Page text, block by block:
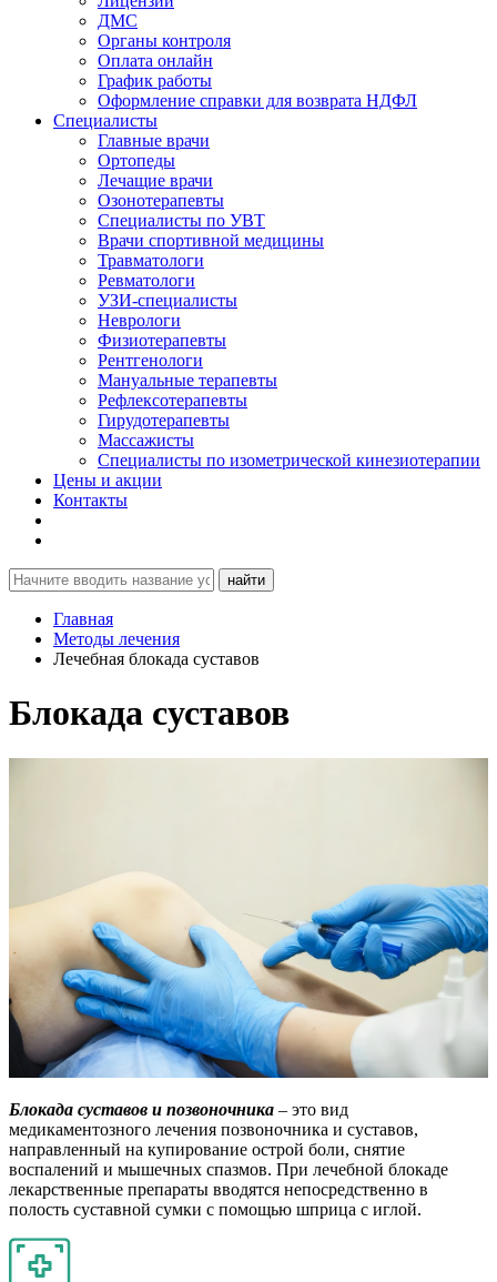
ДМС
Органы контроля
Оплата онлайн
График работы
Оформление справки для возврата НДФЛ
Специалисты
Главные врачи
Ортопеды
Лечащие врачи
Озонотерапевты
Специалисты по УВТ
Врачи спортивной медицины
Травматологи
Ревматологи
УЗИ-специалисты
Неврологи
Физиотерапевты
Рентгенологи
Мануальные терапевты
Рефлексотерапевты
Гирудотерапевты
Массажисты
Специалисты по изометрической кинезиотерапии
Цены и акции
Контакты
найти
Главная
Методы лечения
Лечебная блокада суставов
Блокада суставов
Блокада суставов и позвоночника – это вид
медикаментозного лечения позвоночника и суставов,
направленный на купирование острой боли, снятие
воспалений и мышечных спазмов. При лечебной блокаде
лекарственные препараты вводятся непосредственно в
полость суставной сумки с помощью шприца с иглой.